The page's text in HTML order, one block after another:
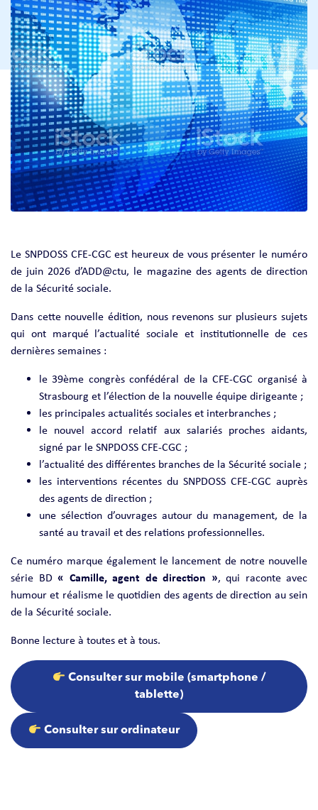
Le SNPDOSS CFE-CGC est heureux de vous présenter le numéro
de juin 2026 d’ADD@ctu, le magazine des agents de direction
de la Sécurité sociale.
Dans cette nouvelle édition, nous revenons sur plusieurs sujets
qui ont marqué l’actualité sociale et institutionnelle de ces
dernières semaines :
le 39ème congrès confédéral de la CFE-CGC organisé à
Strasbourg et l’élection de la nouvelle équipe dirigeante ;
les principales actualités sociales et interbranches ;
le nouvel accord relatif aux salariés proches aidants,
signé par le SNPDOSS CFE-CGC ;
l’actualité des différentes branches de la Sécurité sociale ;
les interventions récentes du SNPDOSS CFE-CGC auprès
des agents de direction ;
une sélection d’ouvrages autour du management, de la
santé au travail et des relations professionnelles.
Ce numéro marque également le lancement de notre nouvelle
série BD « Camille, agent de direction », qui raconte avec
humour et réalisme le quotidien des agents de direction au sein
de la Sécurité sociale.
Bonne lecture à toutes et à tous.
Consulter sur mobile (smartphone /
tablette)
Consulter sur ordinateur